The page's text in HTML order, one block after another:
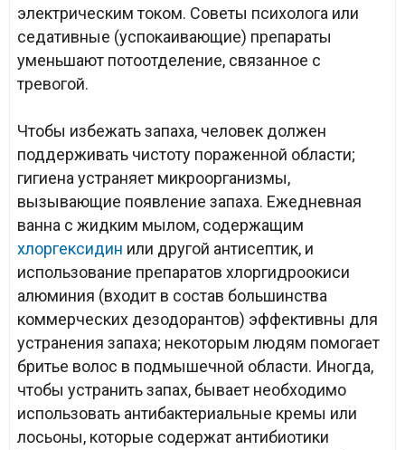
электрическим током. Советы психолога или
седативные (успокаивающие) препараты
уменьшают потоотделение, связанное с
тревогой.
Чтобы избежать запаха, человек должен
поддерживать чистоту пораженной области;
гигиена устраняет микроорганизмы,
вызывающие появление запаха. Ежедневная
ванна с жидким мылом, содержащим
хлоргексидин или другой антисептик, и
использование препаратов хлоргидроокиси
алюминия (входит в состав большинства
коммерческих дезодорантов) эффективны для
устранения запаха; некоторым людям помогает
бритье волос в подмышечной области. Иногда,
чтобы устранить запах, бывает необходимо
использовать антибактериальные кремы или
лосьоны, которые содержат антибиотики